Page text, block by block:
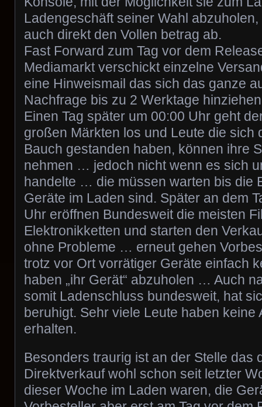
Ladengeschäft seiner Wahl
auch direkt den Vollen betrag ab.
Fast Forward zum Tag vor dem
Mediamarkt verschickt einzelne
eine Hinweismail das sich das ganze
Nachfrage bis zu 2 Werktage
Einen Tag später um 00:00 Uhr geht
großen Märkten los und Leute die sich
Bauch gestanden haben, können ihre
nehmen … jedoch nicht wenn es sich
handelte … die müssen warten bis die
Geräte im Laden sind. Später an dem
Uhr eröffnen Bundesweit die meisten
Elektronikketten und starten den
ohne Probleme … erneut gehen
trotz vor Ort vorrätiger Geräte einfach
haben „ihr Gerät“ abzuholen … Auch
somit Ladenschluss bundesweit, hat
beruhigt. Sehr viele Leute haben keine
erhalten.
Besonders traurig ist an der Stelle das
Direktverkauf wohl schon seit letzter
dieser Woche im Laden waren, die